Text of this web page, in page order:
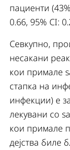
пациенти
0.66, 95% CI:
Севкупно,
несакани
кои примале
стапка на
инфекции) е
лекувани со
кои примале
дејства биле